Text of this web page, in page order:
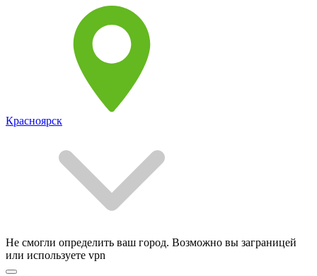
Красноярск
Не смогли определить ваш город. Возможно вы заграницей
или используете vpn